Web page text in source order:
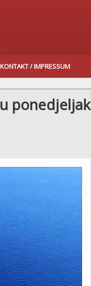
KONTAKT / IMPRESSUM
ponedjeljak